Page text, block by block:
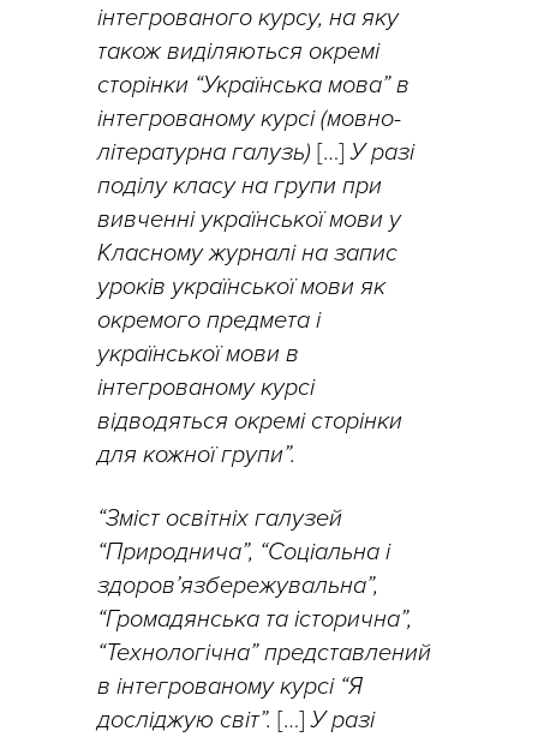
інтегрованого курсу, на яку
також виділяються окремі
сторінки “Українська мова” в
інтегрованому курсі (мовно-
літературна галузь) […] У разі
поділу класу на групи при
вивченні української мови у
Класному журналі на запис
уроків української мови як
окремого предмета і
української мови в
інтегрованому курсі
відводяться окремі сторінки
для кожної групи”.
“Зміст освітніх галузей
“Природнича”, “Соціальна і
здоров’язбережувальна”,
“Громадянська та історична”,
“Технологічна” представлений
в інтегрованому курсі “Я
досліджую світ”. […] У разі